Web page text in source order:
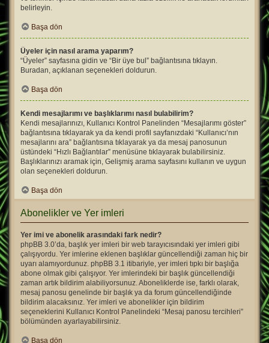
belirleyin.
Başa dön
Üyeler için nasıl arama yaparım?
“Üyeler” sayfasına gidin ve “Bir üye bul” bağlantısına tıklayın.
Buradan, açıklanan seçenekleri doldurun.
Başa dön
Kendi mesajlarımı ve başlıklarımı nasıl bulabilirim?
Kendi mesajlarınızı, Kullanıcı Kontrol Panelinden “Mesajlarımı göster”
bağlantısına tıklayarak ya da kendi profil sayfanızdaki “Kullanıcı’nın
mesajlarını ara” bağlantısına tıklayarak ya da mesaj panosunun
üstündeki “Hızlı Bağlantılar” menüsüne tıklayarak bulabilirsiniz.
Başlıklarınızı aramak için, Gelişmiş arama sayfasını kullanın ve uygun
olan seçenekleri doldurun.
Başa dön
Abonelikler ve Yer imleri
Yer imi ve abonelik arasındaki fark nedir?
phpBB 3.0’da, başlık yer imleri bir web tarayıcısındaki yer imleri gibi
çalışıyordu. Yer imlerine eklenen başlıklar güncellendiği zaman hiç bir
uyarı alamıyordunuz. phpBB 3.1 itibariyle, yer imleri tıpkı bir başlığa
abone olmak gibi çalışıyor. Yer imlerindeki bir başlık güncellendiği
zaman artık bildirim alabiliyorsunuz. Aboneliklerde ise, farklı olarak,
mesaj panosu genelinde bir başlık ya da forum güncellendiğinde
bildirim alacaksınız. Yer imleri ve abonelikler için bildirim
seçeneklerini Kullanıcı Kontrol Panelindeki “Mesaj panosu tercihleri”
bölümünden ayarlayabilirsiniz.
Başa dön